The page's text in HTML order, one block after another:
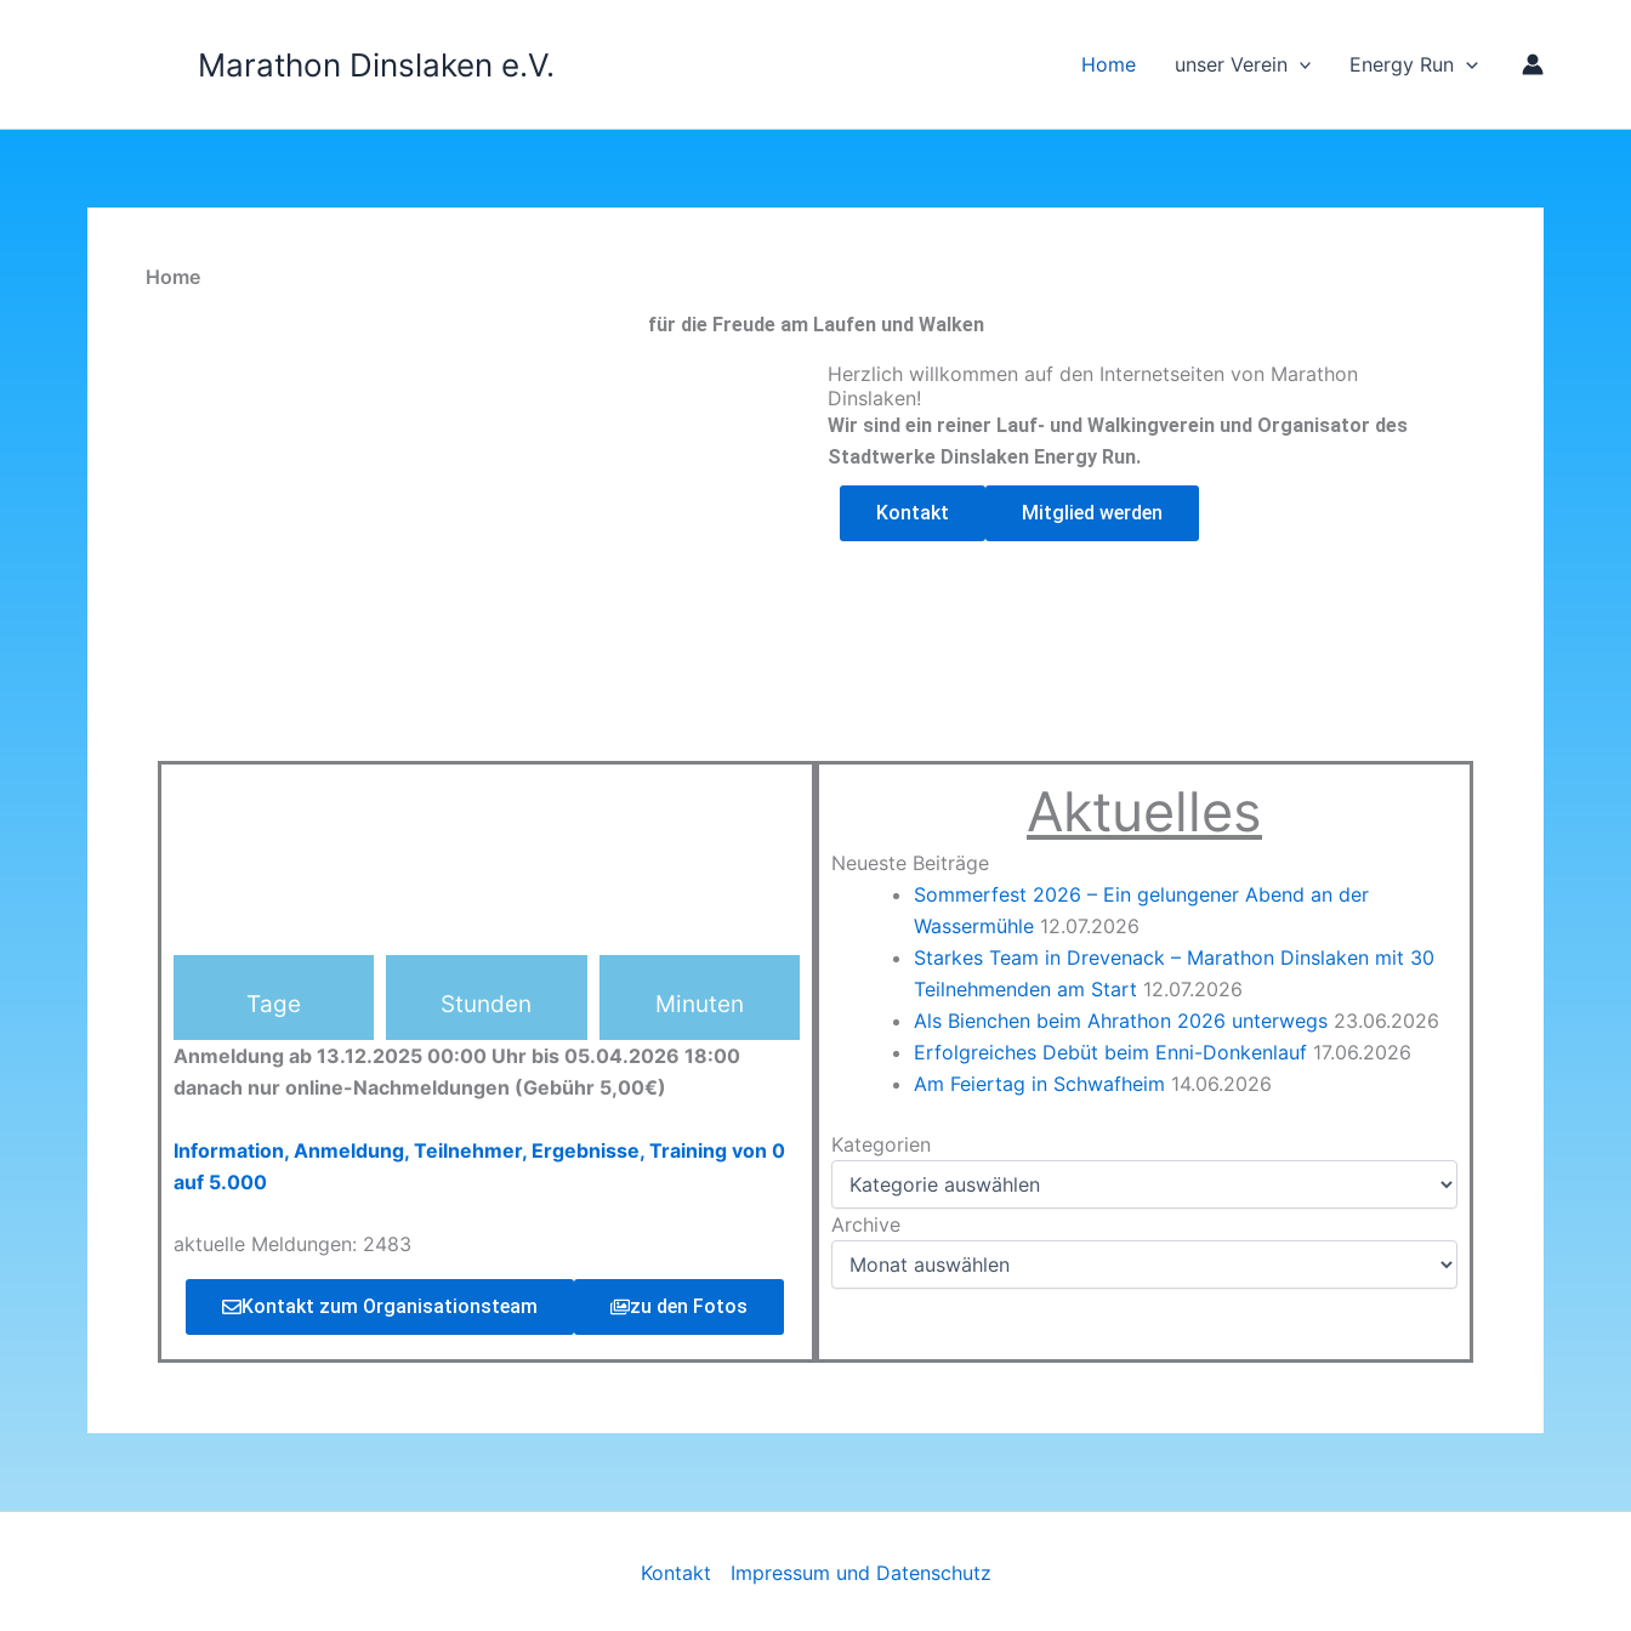
Marathon Dinslaken e.V. Home unser Verein Energy Run
Home
für die Freude am Laufen und Walken
Herzlich willkommen auf den Internetseiten von Marathon
Dinslaken!
Wir sind ein reiner Lauf- und Walkingverein und Organisator des
Stadtwerke Dinslaken Energy Run.
Kontakt Mitglied werden
Tage Stunden Minuten
Anmeldung ab 13.12.2025 00:00 Uhr bis 05.04.2026 18:00
danach nur online-Nachmeldungen (Gebühr 5,00€)
Information, Anmeldung, Teilnehmer, Ergebnisse, Training von 0
auf 5.000
aktuelle Meldungen: 2483
Kontakt zum Organisationsteam zu den Fotos
Aktuelles
Neueste Beiträge
Sommerfest 2026 – Ein gelungener Abend an der
Wassermühle 12.07.2026
Starkes Team in Drevenack – Marathon Dinslaken mit 30
Teilnehmenden am Start 12.07.2026
Als Bienchen beim Ahrathon 2026 unterwegs 23.06.2026
Erfolgreiches Debüt beim Enni-Donkenlauf 17.06.2026
Am Feiertag in Schwafheim 14.06.2026
Kategorien
Kategorien
Archive
Archive
Kontakt Impressum und Datenschutz